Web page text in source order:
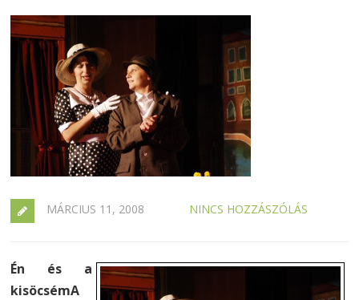
MÁRCIUS 11, 2008 NINCS HOZZÁSZÓLÁS
Én és a
kisöcsémA